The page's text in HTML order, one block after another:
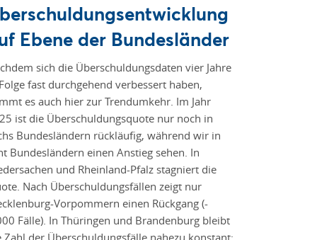
Ebene der Bundesländer
sich die Überschuldungsdaten vier Jahre
fast durchgehend verbessert haben,
es auch hier zur Trendumkehr. Im Jahr
ist die Überschuldungsquote nur noch in
Bundesländern rückläufig, während wir in
Bundesländern einen Anstieg sehen. In
und Rheinland-Pfalz stagniert die
Nach Überschuldungsfällen zeigt nur
Vorpommern einen Rückgang (-
Fälle). In Thüringen und Brandenburg bleibt